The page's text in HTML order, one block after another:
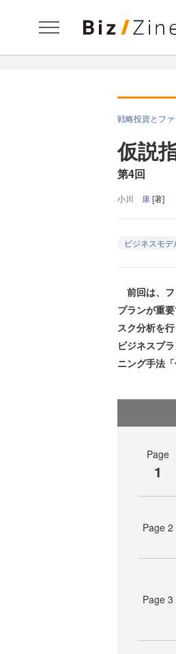
戦略投資とフ
仮説
第4回
小川 康[著]
ビジネスモデ
前回は、フ
プランが重
スク分析を
ビジネスプ
ニング手法
Page
1
Page 2
Page 3